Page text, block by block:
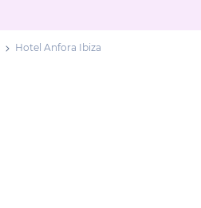
Hotel Anfora Ibiza